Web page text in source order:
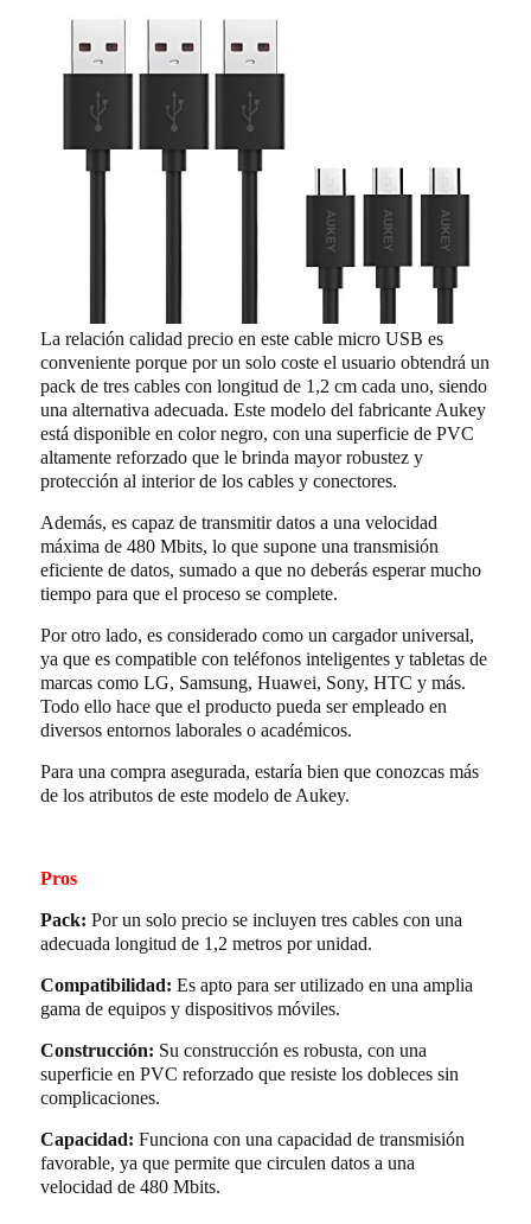
La relación calidad precio en este cable micro USB es
conveniente porque por un solo coste el usuario obtendrá un
pack de tres cables con longitud de 1,2 cm cada uno, siendo
una alternativa adecuada. Este modelo del fabricante Aukey
está disponible en color negro, con una superficie de PVC
altamente reforzado que le brinda mayor robustez y
protección al interior de los cables y conectores.
Además, es capaz de transmitir datos a una velocidad
máxima de 480 Mbits, lo que supone una transmisión
eficiente de datos, sumado a que no deberás esperar mucho
tiempo para que el proceso se complete.
Por otro lado, es considerado como un cargador universal,
ya que es compatible con teléfonos inteligentes y tabletas de
marcas como LG, Samsung, Huawei, Sony, HTC y más.
Todo ello hace que el producto pueda ser empleado en
diversos entornos laborales o académicos.
Para una compra asegurada, estaría bien que conozcas más
de los atributos de este modelo de Aukey.
Pros
Pack: Por un solo precio se incluyen tres cables con una
adecuada longitud de 1,2 metros por unidad.
Compatibilidad: Es apto para ser utilizado en una amplia
gama de equipos y dispositivos móviles.
Construcción: Su construcción es robusta, con una
superficie en PVC reforzado que resiste los dobleces sin
complicaciones.
Capacidad: Funciona con una capacidad de transmisión
favorable, ya que permite que circulen datos a una
velocidad de 480 Mbits.